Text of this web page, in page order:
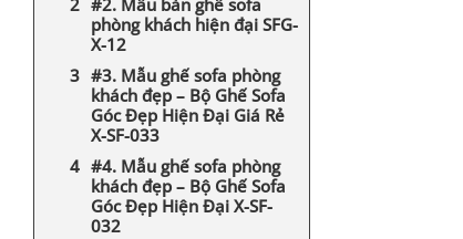
#2. Mẫu bàn ghế sofa
phòng khách hiện đại SFG-
X-12
#3. Mẫu ghế sofa phòng
khách đẹp – Bộ Ghế Sofa
Góc Đẹp Hiện Đại Giá Rẻ
X-SF-033
#4. Mẫu ghế sofa phòng
khách đẹp – Bộ Ghế Sofa
Góc Đẹp Hiện Đại X-SF-
032